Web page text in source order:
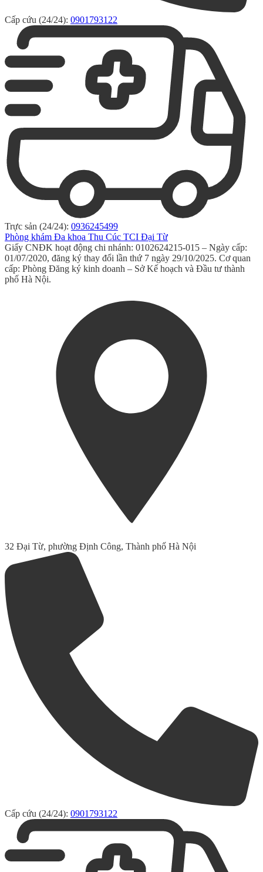
Cấp cứu (24/24): 0901793122
Trực sản (24/24): 0936245499
Phòng khám Đa khoa Thu Cúc TCI Đại Từ
Giấy CNĐK hoạt động chi nhánh: 0102624215-015 – Ngày cấp:
01/07/2020, đăng ký thay đổi lần thứ 7 ngày 29/10/2025. Cơ quan
cấp: Phòng Đăng ký kinh doanh – Sở Kế hoạch và Đầu tư thành
phố Hà Nội.
32 Đại Từ, phường Định Công, Thành phố Hà Nội
Cấp cứu (24/24): 0901793122